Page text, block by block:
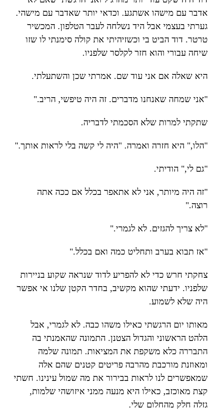
אדבר עם מישהו אשתגע. וכדאי יותר שאדבר עם מישהי.
גערתי בעצמי אבל היד נשלחה לעבר הטלפון. המכשיר
טרטר. דוד הביט בי וכשזיהיתי את קולה סימנתי לו שזו
שיחה עבורי והוא חזר לקלסר שלפניו.
היא שאלה אם אני עוד שם. אמרתי שכן והשתעלתי.
"אני שמחה שאנחנו מדברים. זה היה טיפשי, הריב."
שתקתי למרות שלא הסכמתי לדבריה.
"הלו," היא חזרה ואמרה. "היה לי קשה בלי לראות אותך."
"גם לי," הודיתי.
"זה היה מיותר, אני לא אתאפר בכלל אם ככה אתה
רוצה."
"לא צריך להגזים. לא לגמרי."
"אז תבוא בערב ותחליט כמה ואם בכלל."
צחקתי חרש כדי לא להפריע לדוד שנראה שקוע בניירות
שלפניו. ידעתי שהוא מקשיב, בחדר הקטן שלנו אי אפשר
היה שלא לשמוע.
מאותו יום הרגשתי כאילו משהו כבה. לא לגמרי, אבל
הלהט הראשוני והגדול הצטנן. התמונה שהאמנתי בה
התבררה כלא משקפת את המציאות. תמונה שלמה
ומאוזנת מורכבת מהרבה פריטים קטנים שהם אלה
שמאפשרים לנו לראות בבירור את מה שמול עינינו. חשתי
קצת מאוכזב, כאילו היא מנעה ממני איזושהי שלמות,
גזלה חלק מהחלום שלי.